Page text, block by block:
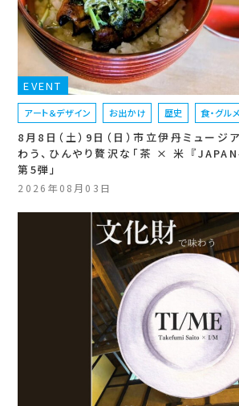
EVENT
アート＆デザイン お出かけ 歴史 食・グルメ
8月8日（土）9日（日）市立伊丹ミュージ
わう、ひんやり贅沢な「茶 × 米 『JAPAN
第5弾」
2026年08月03日